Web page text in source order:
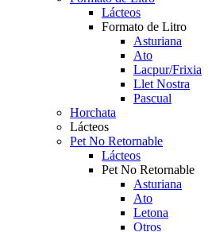
Lácteos
Formato de Litro
Asturiana
Ato
Lacpur/Frixia
Llet Nostra
Pascual
Horchata
Lácteos
Pet No Retornable
Lácteos
Pet No Retornable
Asturiana
Ato
Letona
Otros